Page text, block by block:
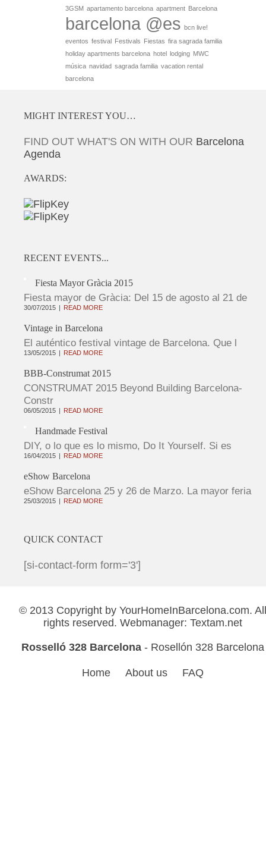
3GSM apartamento barcelona apartment Barcelona
barcelona @es bcn live!
eventos festival Festivals Fiestas fira sagrada familia
holiday apartments barcelona hotel lodging MWC
música navidad sagrada familia vacation rental
barcelona
MIGHT INTEREST YOU…
FIND OUT WHAT'S ON WITH OUR Barcelona
Agenda
AWARDS:
RECENT EVENTS...
Fiesta Mayor Gràcia 2015
Fiesta mayor de Gràcia: Del 15 de agosto al 21 de
30/07/2015 READ MORE
Vintage in Barcelona
El auténtico festival vintage de Barcelona. Que l
13/05/2015 READ MORE
BBB-Construmat 2015
CONSTRUMAT 2015 Beyond Building Barcelona-
Constr
06/05/2015 READ MORE
Handmade Festival
DIY, o lo que es lo mismo, Do It Yourself. Si es
16/04/2015 READ MORE
eShow Barcelona
eShow Barcelona 25 y 26 de Marzo. La mayor feria
25/03/2015 READ MORE
QUICK CONTACT
[si-contact-form form='3']
© 2013 Copyright by YourHomeInBarcelona.com. All
rights reserved. Webmanager: Textam.net
Rosselló 328 Barcelona- Rosellón 328 Barcelona
Home About us FAQ